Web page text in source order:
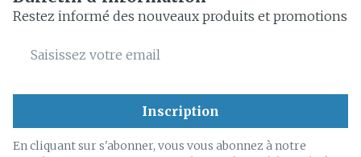
Restez informé des nouveaux produits et promotions
Adresse mail
Inscription
En cliquant sur s'abonner, vous vous abonnez à notre